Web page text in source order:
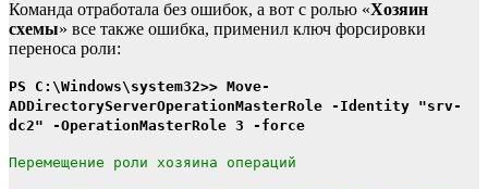
Команда отработала без ошибок, а вот с ролью «Хозяин
схемы» все также ошибка, применил ключ форсировки
переноса роли:
PS C:\Windows\system32>> Move-
ADDirectoryServerOperationMasterRole -Identity "srv-
dc2" -OperationMasterRole 3 -force
Перемещение роли хозяина операций